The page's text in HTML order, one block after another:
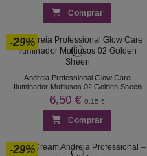
Comprar
-29%
Andreia Professional Glow Care
Iluminador Multiusos 02 Golden Sheen
6,50 € 9,15 €
Comprar
-29%